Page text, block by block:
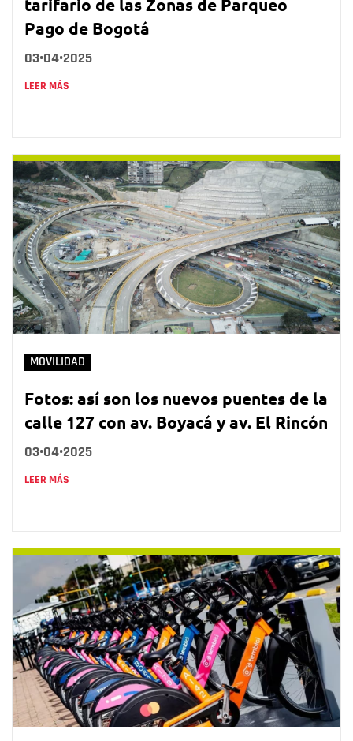
tarifario de las Zonas de Parqueo
Pago de Bogotá
03•04•2025
LEER MÁS
MOVILIDAD
Fotos: así son los nuevos puentes de la
calle 127 con av. Boyacá y av. El Rincón
03•04•2025
LEER MÁS